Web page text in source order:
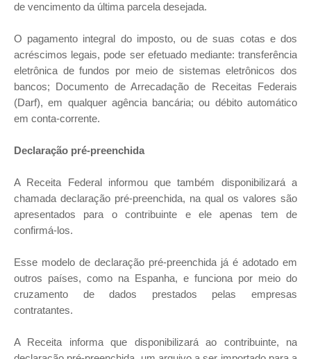
de vencimento da última parcela desejada.
O pagamento integral do imposto, ou de suas cotas e dos
acréscimos legais, pode ser efetuado mediante: transferência
eletrônica de fundos por meio de sistemas eletrônicos dos
bancos; Documento de Arrecadação de Receitas Federais
(Darf), em qualquer agência bancária; ou débito automático
em conta-corrente.
Declaração pré-preenchida
A Receita Federal informou que também disponibilizará a
chamada declaração pré-preenchida, na qual os valores são
apresentados para o contribuinte e ele apenas tem de
confirmá-los.
Esse modelo de declaração pré-preenchida já é adotado em
outros países, como na Espanha, e funciona por meio do
cruzamento de dados prestados pelas empresas
contratantes.
A Receita informa que disponibilizará ao contribuinte, na